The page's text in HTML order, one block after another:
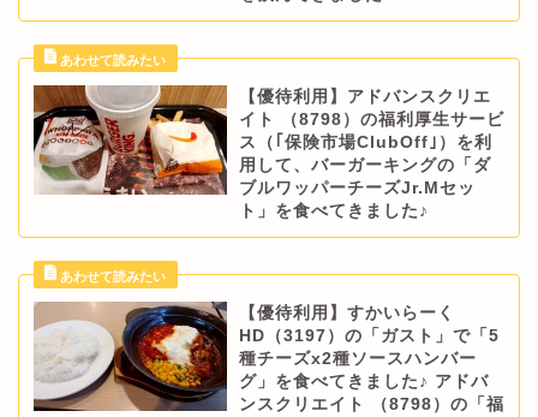
【優待利用】アドバンスクリエ
イト （8798）の福利厚生サービ
ス（｢保険市場ClubOff｣）を利
用して、バーガーキングの「ダ
ブルワッパーチーズJr.Mセッ
ト」を食べてきました♪
【優待利用】すかいらーく
HD（3197）の「ガスト」で「5
種チーズx2種ソースハンバー
グ」を食べてきました♪ アドバ
ンスクリエイト （8798）の「福